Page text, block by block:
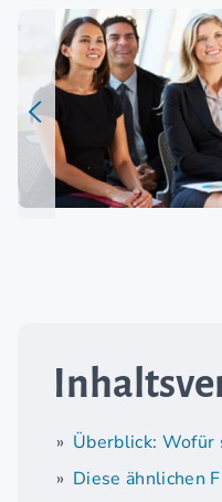
Überblick: Wofür
Diese ähnlichen